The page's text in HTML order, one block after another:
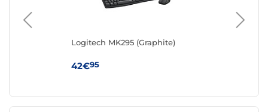
Logitech MK295 (Graphite)
42€95